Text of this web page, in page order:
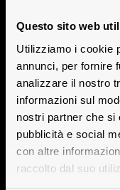
Questo sito web
Utilizziamo i cookie
annunci, per fornire
analizzare il nostro
informazioni sul
nostri partner che si
pubblicità e social
con altre
raccolto dal suo